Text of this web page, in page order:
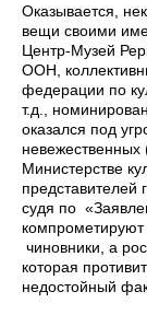
Оказывается,
вещи своими
Центр-Музей
ООН,
федерации по
т.д.,
оказался под
Министерстве
представителей
судя по
чиновники, а
которая
недостойный